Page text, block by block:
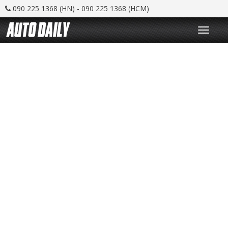
090 225 1368 (HN) - 090 225 1368 (HCM)
T
o
g